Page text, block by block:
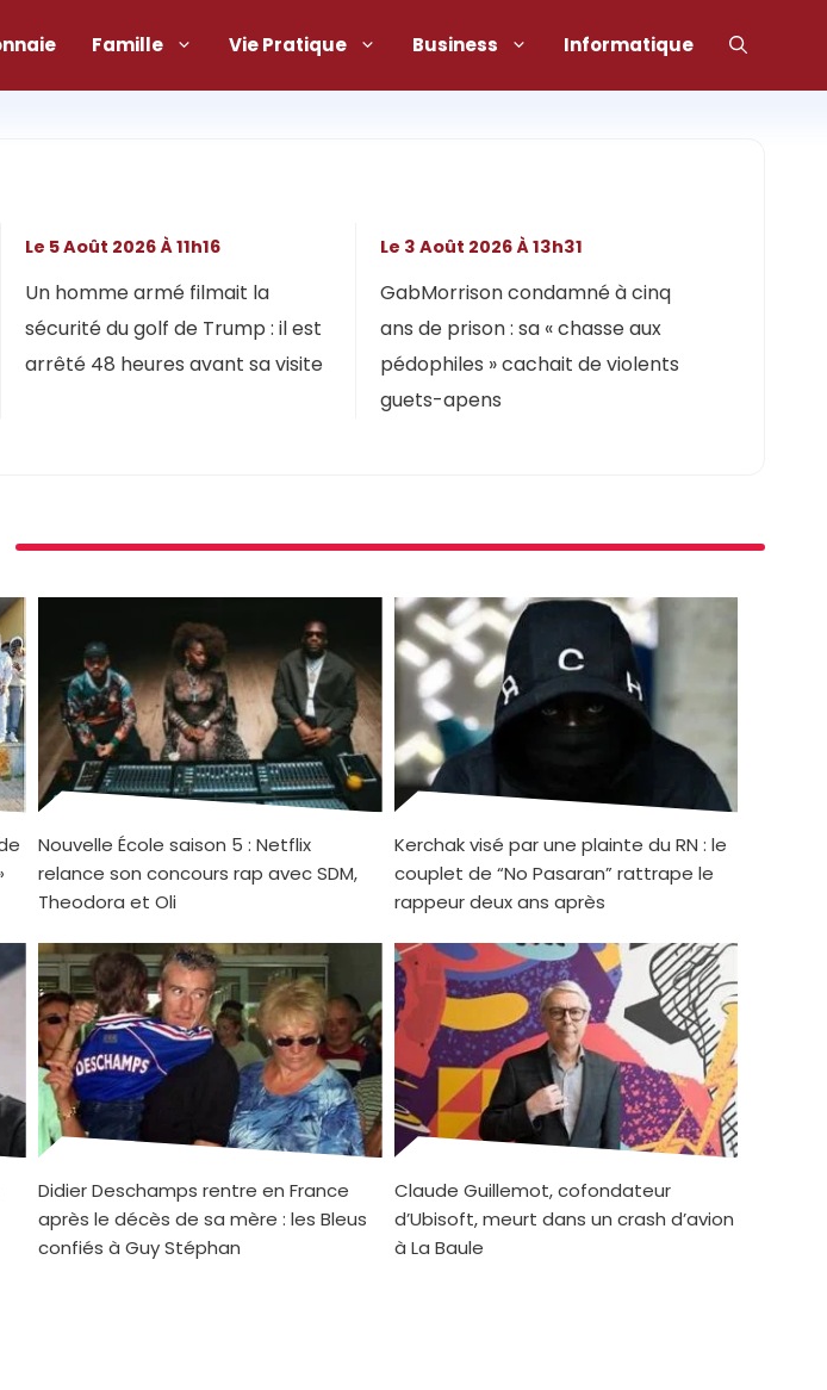
Famille Vie Pratique Business Informatique
Un homme armé filmait la
sécurité du golf de Trump : il est
arrêté 48 heures avant sa visite
Le 5 Août 2026 À 11h16
GabMorrison condamné à cinq
ans de prison : sa « chasse aux
pédophiles » cachait de violents
guets-apens
Le 3 Août 2026 À 13h31
Nouvelle École saison 5 : Netflix
relance son concours rap avec SDM,
Theodora et Oli
Kerchak visé par une plainte du RN : le
couplet de “No Pasaran” rattrape le
rappeur deux ans après
Didier Deschamps rentre en France
après le décès de sa mère : les Bleus
confiés à Guy Stéphan
Claude Guillemot, cofondateur
d’Ubisoft, meurt dans un crash d’avion
à La Baule